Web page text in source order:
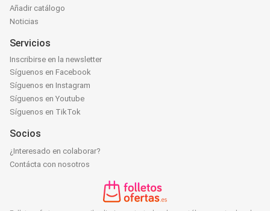
Añadir catálogo
Noticias
Servicios
Inscribirse en la newsletter
Síguenos en Facebook
Síguenos en Instagram
Síguenos en Youtube
Síguenos en TikTok
Socios
¿Interesado en colaborar?
Contácta con nosotros